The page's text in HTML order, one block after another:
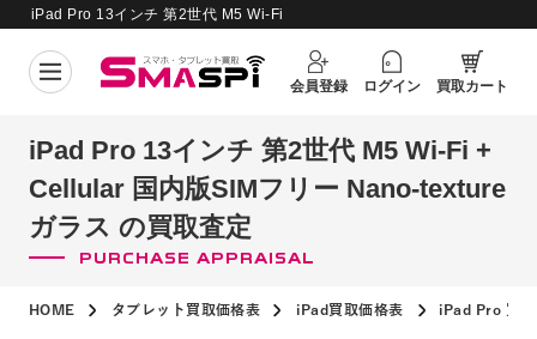
買取価格更新日： 2026年8月5日
iPad Pro 13インチ 第2世代 M5 Wi-Fi
textureガラス の買取査定
会員登録
ログイン 買取カート
iPad Pro 13インチ 第2世代 M5 Wi-Fi +
Cellular 国内版SIMフリー Nano-texture
ガラス の買取査定
PURCHASE APPRAISAL
HOME タブレット買取価格表 iPad買取価格表 iPad Pro 買